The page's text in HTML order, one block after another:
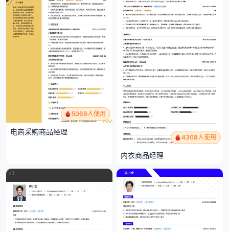
5069人使用
电商采购商品经理
4308人使用
内衣商品经理